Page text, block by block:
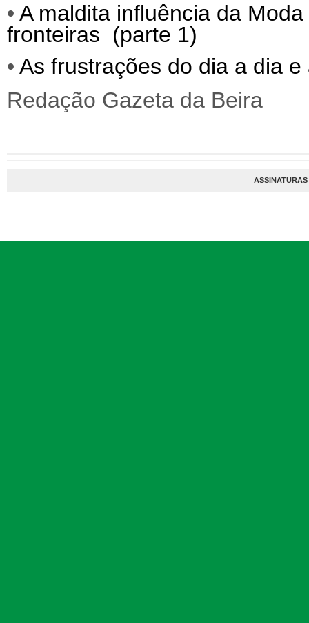
• A maldita influência da
fronteiras (parte 1)
• As frustrações do dia a dia
Redação Gazeta da Beira
ASSINATURAS